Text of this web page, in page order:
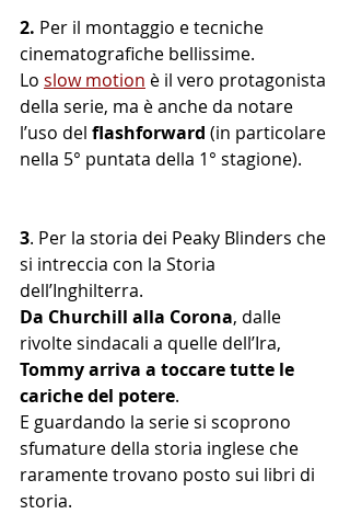
2. Per il montaggio e tecniche
cinematografiche bellissime.
Lo slow motion è il vero protagonista
della serie, ma è anche da notare
l’uso del flashforward (in particolare
nella 5° puntata della 1° stagione).
3. Per la storia dei Peaky Blinders che
si intreccia con la Storia
dell’Inghilterra.
Da Churchill alla Corona, dalle
rivolte sindacali a quelle dell’Ira,
Tommy arriva a toccare tutte le
cariche del potere.
E guardando la serie si scoprono
sfumature della storia inglese che
raramente trovano posto sui libri di
storia.